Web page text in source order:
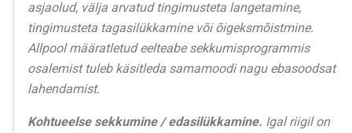
asjaolud, välja arvatud tingimusteta langetamine,
tingimusteta tagasilükkamine või õigeksmõistmine.
Allpool määratletud eelteabe sekkumisprogrammis
osalemist tuleb käsitleda samamoodi nagu ebasoodsat
lahendamist.
Kohtueelse sekkumine / edasilükkamine. Igal riigil on